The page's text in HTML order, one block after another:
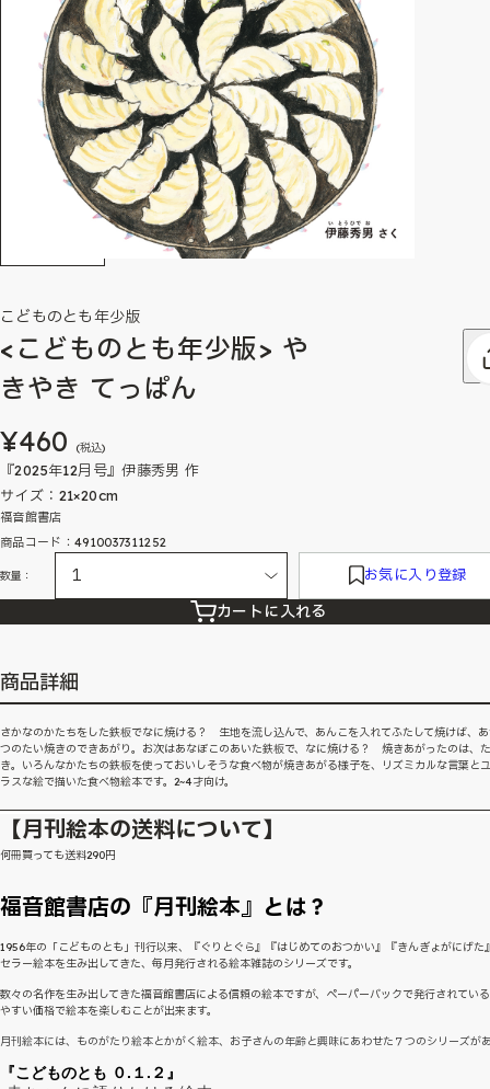
こどものとも年少版
<こどものとも年少版> や
きやき てっぱん
¥460 (税込)
『2025年12月号』伊藤秀男 作
サイズ：21×20cm
福音館書店
商品コード：4910037311252
数量： お気に入り登録
カートに入れる
商品詳細
さかなのかたちをした鉄板でなに焼ける？ 生地を流し込んで、あんこを入れてふたして焼けば、
つのたい焼きのできあがり。お次はあなぼこのあいた鉄板で、なに焼ける？ 焼きあがったのは、
き。いろんなかたちの鉄板を使っておいしそうな食べ物が焼きあがる様子を、リズミカルな言葉と
ラスな絵で描いた食べ物絵本です。2~4才向け。
【月刊絵本の送料について】
何冊買っても送料290円
福音館書店の『月刊絵本』とは？
1956年の「こどものとも」刊行以来、『ぐりとぐら』『はじめてのおつかい』『きんぎょがにげた
セラー絵本を生み出してきた、毎月発行される絵本雑誌のシリーズです。
数々の名作を生み出してきた福音館書店による信頼の絵本ですが、ペーパーバックで発行されてい
やすい価格で絵本を楽しむことが出来ます。
月刊絵本には、ものがたり絵本とかがく絵本、お子さんの年齢と興味にあわせた７つのシリーズが
『こどものとも ０.１.２』